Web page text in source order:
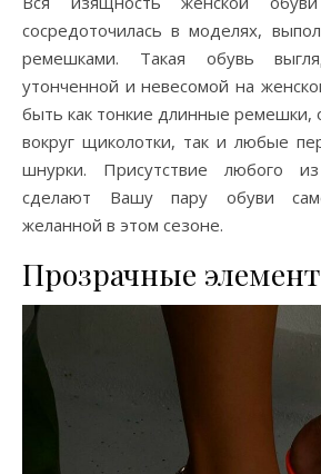
сосредоточилась в моделях,
ремешками. Такая обувь
утонченной и невесомой на
быть как тонкие длинные
вокруг щиколотки, так и любые
шнурки. Присутствие любого
сделают Вашу пару обуви
желанной в этом сезоне.
Прозрачные